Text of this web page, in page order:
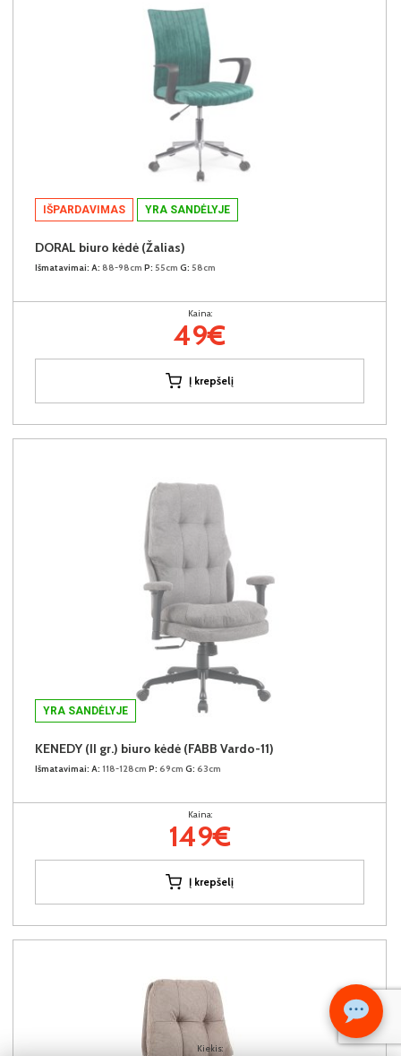
Kiekis:
IŠPARDAVIMAS YRA SANDĖLYJE
DORAL biuro kėdė (Žalias)
Išmatavimai: A: 88-98cm P: 55cm G: 58cm
Kaina:
49€
Į krepšelį
YRA SANDĖLYJE
KENEDY (II gr.) biuro kėdė (FABB Vardo-11)
Išmatavimai: A: 118-128cm P: 69cm G: 63cm
Kaina:
149€
Į krepšelį